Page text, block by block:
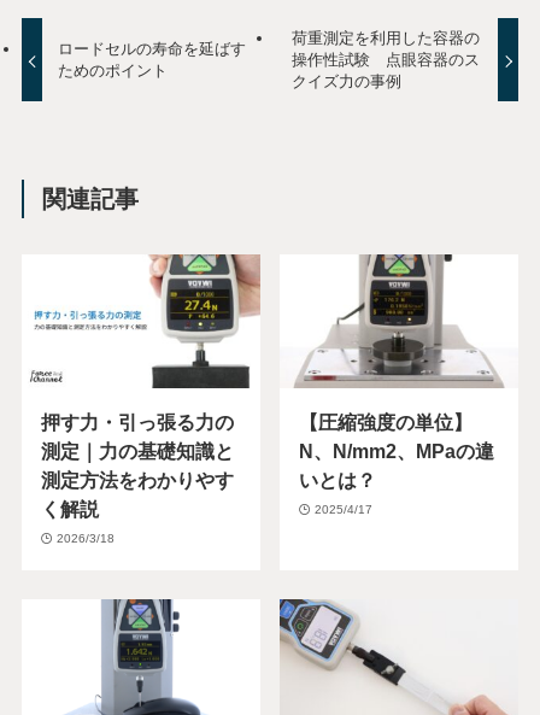
ロードセルの寿命を延ばす
ためのポイント
荷重測定を利用した容器の
操作性試験 点眼容器のス
クイズ力の事例
関連記事
押す力・引っ張る力の
測定｜力の基礎知識と
測定方法をわかりやす
く解説
2026/3/18
【圧縮強度の単位】
N、N/mm2、MPaの違
いとは？
2025/4/17